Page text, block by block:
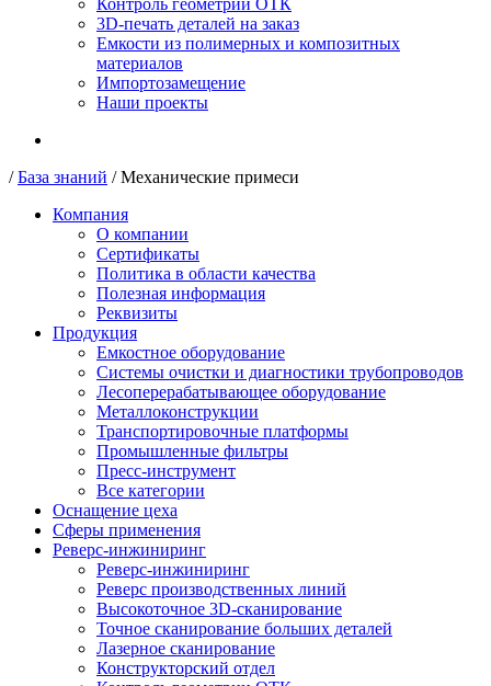
Контроль геометрии ОТК
3D-печать деталей на заказ
Емкости из полимерных и композитных
материалов
Импортозамещение
Наши проекты
/База знаний /Механические примеси
Компания
О компании
Сертификаты
Политика в области качества
Полезная информация
Реквизиты
Продукция
Емкостное оборудование
Системы очистки и диагностики трубопроводов
Лесоперерабатывающее оборудование
Металлоконструкции
Транспортировочные платформы
Промышленные фильтры
Пресс-инструмент
Все категории
Оснащение цеха
Сферы применения
Реверс-инжиниринг
Реверс-инжиниринг
Реверс производственных линий
Высокоточное 3D-сканирование
Точное сканирование больших деталей
Лазерное сканирование
Конструкторский отдел